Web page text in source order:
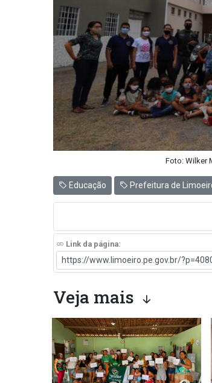
Foto: Wilker
Educação Prefeitura de
Link da página:
Veja mais